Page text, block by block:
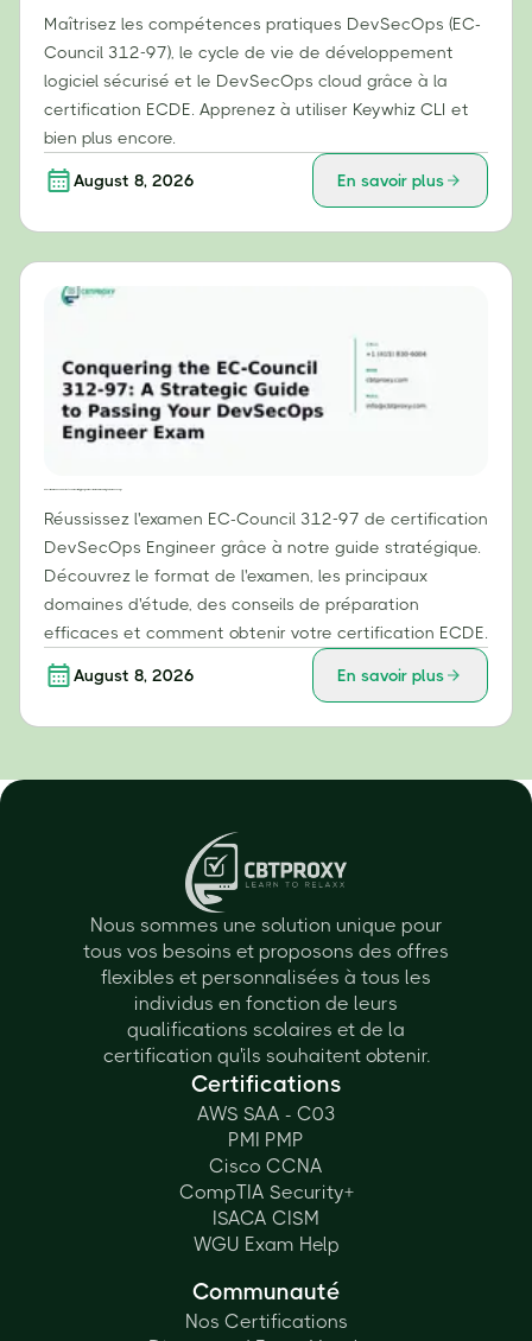
Maîtrisez les compétences pratiques DevSecOps (EC-
Council 312-97), le cycle de vie de développement
logiciel sécurisé et le DevSecOps cloud grâce à la
certification ECDE. Apprenez à utiliser Keywhiz CLI et
bien plus encore.
August 8, 2026 En savoir plus
Réussissez l'examen EC-Council 312-97 de certification
DevSecOps Engineer grâce à notre guide stratégique.
Découvrez le format de l'examen, les principaux
domaines d'étude, des conseils de préparation
efficaces et comment obtenir votre certification ECDE.
August 8, 2026 En savoir plus
Nous sommes une solution unique pour
tous vos besoins et proposons des offres
flexibles et personnalisées à tous les
individus en fonction de leurs
qualifications scolaires et de la
certification qu'ils souhaitent obtenir.
Certifications
AWS SAA - C03
PMI PMP
Cisco CCNA
CompTIA Security+
ISACA CISM
WGU Exam Help
Communauté
Nos Certifications